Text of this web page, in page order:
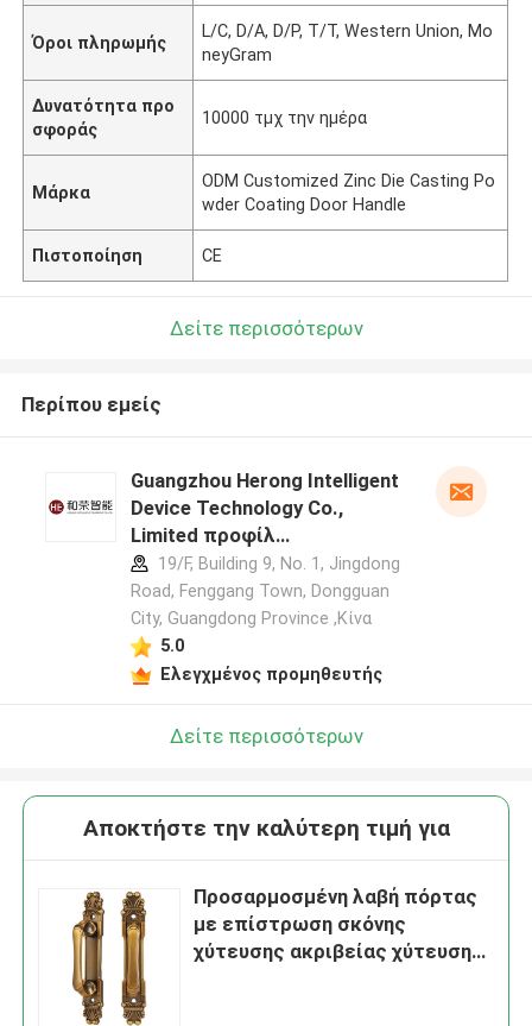
Όροι πληρωμής
L/C, D/A, D/P, T/T, Western Union, Mo
neyGram
Δυνατότητα προ
σφοράς
10000 τμχ την ημέρα
Μάρκα
ODM Customized Zinc Die Casting Po
wder Coating Door Handle
Πιστοποίηση CE
Δείτε περισσότερων
Περίπου εμείς
Guangzhou Herong Intelligent
Device Technology Co.,
Limited προφίλ
κατασκευαστή
19/F, Building 9, No. 1, Jingdong
Road, Fenggang Town, Dongguan
City, Guangdong Province ,Κίνα
5.0
Ελεγχμένος προμηθευτής
Δείτε περισσότερων
Αποκτήστε την καλύτερη τιμή για
Προσαρμοσμένη λαβή πόρτας
με επίστρωση σκόνης
χύτευσης ακριβείας χύτευσης